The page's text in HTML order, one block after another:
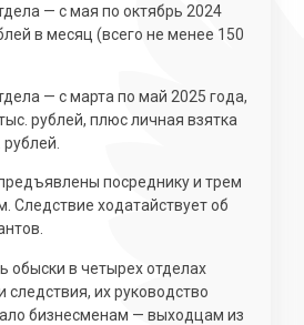
— с мая по октябрь 2024
в месяц (всего не менее 150
— с марта по май 2025 года,
рублей, плюс личная взятка
посреднику и трем
Следствие ходатайствует об
обыски в четырех отделах
следствия, их руководство
бизнесменам — выходцам из